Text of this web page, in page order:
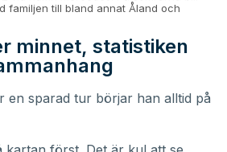
familjen till bland annat Åland och
minnet, statistiken
en sparad tur börjar han alltid på